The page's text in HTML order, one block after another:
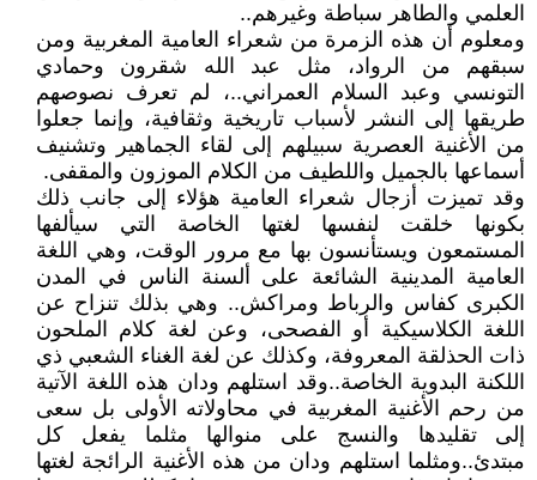
العلمي والطاهر سباطة وغيرهم..
ومعلوم أن هذه الزمرة من شعراء العامية المغربية ومن
سبقهم من الرواد، مثل عبد الله شقرون وحمادي
التونسي وعبد السلام العمراني..، لم تعرف نصوصهم
طريقها إلى النشر لأسباب تاريخية وثقافية، وإنما جعلوا
من الأغنية العصرية سبيلهم إلى لقاء الجماهير وتشنيف
أسماعها بالجميل واللطيف من الكلام الموزون والمقفى.
وقد تميزت أزجال شعراء العامية هؤلاء إلى جانب ذلك
بكونها خلقت لنفسها لغتها الخاصة التي سيألفها
المستمعون ويستأنسون بها مع مرور الوقت، وهي اللغة
العامية المدينية الشائعة على ألسنة الناس في المدن
الكبرى كفاس والرباط ومراكش.. وهي بذلك تنزاح عن
اللغة الكلاسيكية أو الفصحى، وعن لغة كلام الملحون
ذات الحذلقة المعروفة، وكذلك عن لغة الغناء الشعبي ذي
اللكنة البدوية الخاصة..وقد استلهم ودان هذه اللغة الآتية
من رحم الأغنية المغربية في محاولاته الأولى بل سعى
إلى تقليدها والنسج على منوالها مثلما يفعل كل
مبتدئ..ومثلما استلهم ودان من هذه الأغنية الرائجة لغتها